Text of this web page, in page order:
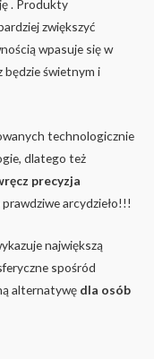
. Produkty
zwiększyć
wpasuje się w
świetnym i
technologicznie
dlatego też
precyzja
arcydzieło!!!
największą
spośród
alternatywę dla osób